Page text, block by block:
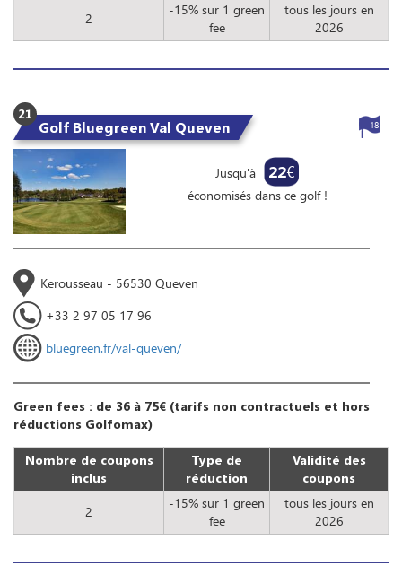
2
-15% sur 1 green
fee
tous les jours en
2026
21
Golf Bluegreen Val Queven
Jusqu'à 22€
économisés dans ce golf !
18
Kerousseau - 56530 Queven
+33 2 97 05 17 96
bluegreen.fr/val-queven/
Green fees : de 36 à 75€ (tarifs non contractuels et hors
réductions Golfomax)
Nombre de coupons
inclus
Type de
réduction
Validité des
coupons
2
-15% sur 1 green
fee
tous les jours en
2026